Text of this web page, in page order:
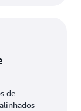
de